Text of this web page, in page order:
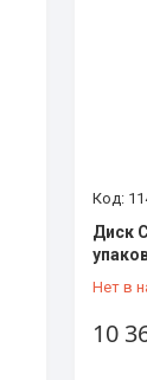
Диск
Нет в
10